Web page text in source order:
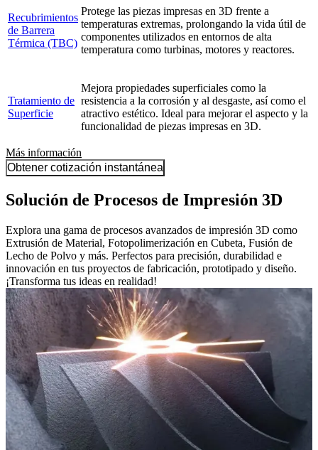
Recubrimientos
de Barrera
Térmica (TBC)
Protege las piezas impresas en 3D frente a
temperaturas extremas, prolongando la vida útil de
componentes utilizados en entornos de alta
temperatura como turbinas, motores y reactores.
Tratamiento de
Superficie
Mejora propiedades superficiales como la
resistencia a la corrosión y al desgaste, así como el
atractivo estético. Ideal para mejorar el aspecto y la
funcionalidad de piezas impresas en 3D.
Más información
Obtener cotización instantánea
Solución de Procesos de Impresión 3D
Explora una gama de procesos avanzados de impresión 3D como
Extrusión de Material, Fotopolimerización en Cubeta, Fusión de
Lecho de Polvo y más. Perfectos para precisión, durabilidad e
innovación en tus proyectos de fabricación, prototipado y diseño.
¡Transforma tus ideas en realidad!